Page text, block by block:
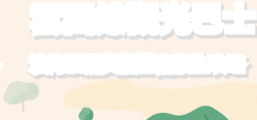
雲西線觀光巴士